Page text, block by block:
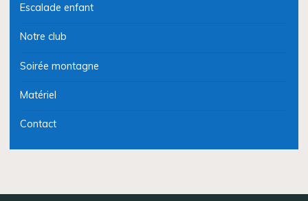
Escalade enfant
Notre club
Soirée montagne
Matériel
Contact